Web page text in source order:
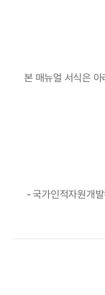
본 매뉴얼 서식은
- 국가인적자원개